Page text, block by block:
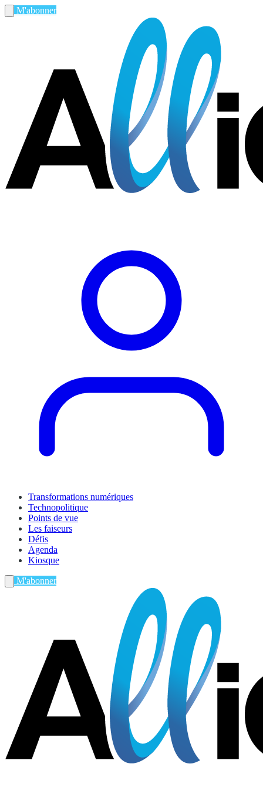
M'abonner
Transformations numériques
Technopolitique
Points de vue
Les faiseurs
Défis
Agenda
Kiosque
M'abonner